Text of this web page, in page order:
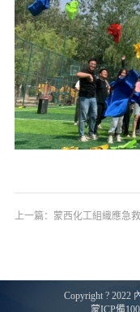
上一篇： 蒙西化工組織應急救援技能比
Copyright ? 2022